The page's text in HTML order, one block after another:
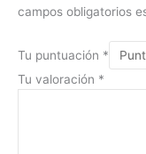
campos obligatorios
Tu puntuación *
Tu valoración *